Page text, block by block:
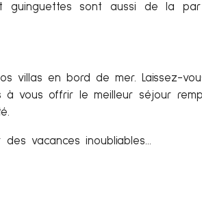
Marché Brétignolles sur Mer
sont aussi de la
villas en bord de mer. Laissez-
à vous offrir le meilleur séjour
vacances inoubliables…